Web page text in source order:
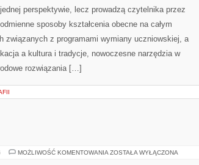
jednej perspektywie, lecz prowadzą czytelnika przez
odmienne sposoby kształcenia obecne na całym
związanych z programami wymiany uczniowskiej, a
a kultura i tradycje, nowoczesne narzędzia w
rozwiązania […]
MOŻLIWOŚĆ KOMENTOWANIA RECENZJE
ZOSTAŁA WYŁĄCZONA